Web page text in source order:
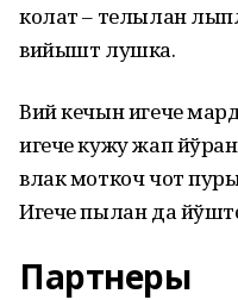
колат – телылан
вийышт лушка.
Вий кечын игече
игече кужу жап
влак моткоч чот
Игече пылан да
Партнеры